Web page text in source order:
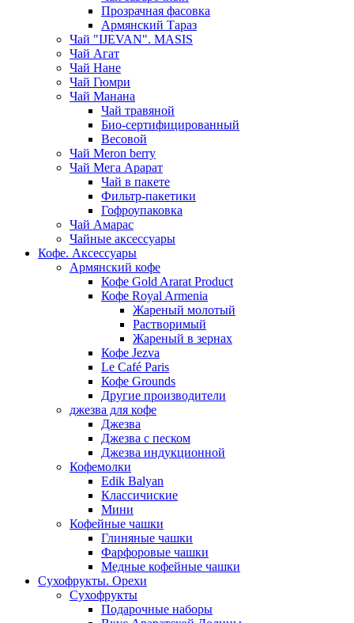
Прозрачная фасовка
Армянский Тараз
Чай "IJEVAN". MASIS
Чай Агат
Чай Нане
Чай Гюмри
Чай Манана
Чай травяной
Био-сертифицированный
Весовой
Чай Meron berry
Чай Мега Арарат
Чай в пакете
Фильтр-пакетики
Гофроупаковка
Чай Амарас
Чайные аксессуары
Кофе. Аксессуары
Армянский кофе
Кофе Gold Ararat Product
Кофе Royal Armenia
Жареный молотый
Растворимый
Жареный в зернах
Кофе Jezva
Le Café Paris
Кофе Grounds
Другие производители
джезва для кофе
Джезва
Джезва с песком
Джезва индукционной
Кофемолки
Edik Balyan
Классичиские
Мини
Кофейные чашки
Глиняные чашки
Фарфоровые чашки
Медные кофейные чашки
Сухофрукты. Орехи
Сухофрукты
Подарочные наборы